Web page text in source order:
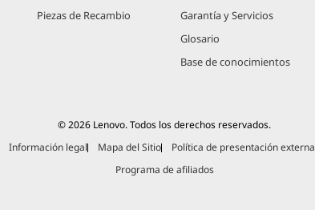
Piezas de Recambio
Garantía y Servicios
Glosario
Base de conocimientos
© 2026 Lenovo. Todos los derechos reservados.
Información legal Mapa del Sitio Política de presentación externa
Programa de afiliados